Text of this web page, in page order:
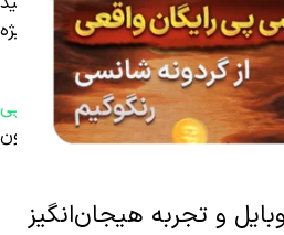
سلاح‌ها و سایر آیتم‌های ویژه
را به سطح بالاتری برسانید.
نکات و ترفندهای استفاده از سی پی
تا بتوانید هوشمندانه و بدون
کنید.
و تجربه هیجان‌انگیز